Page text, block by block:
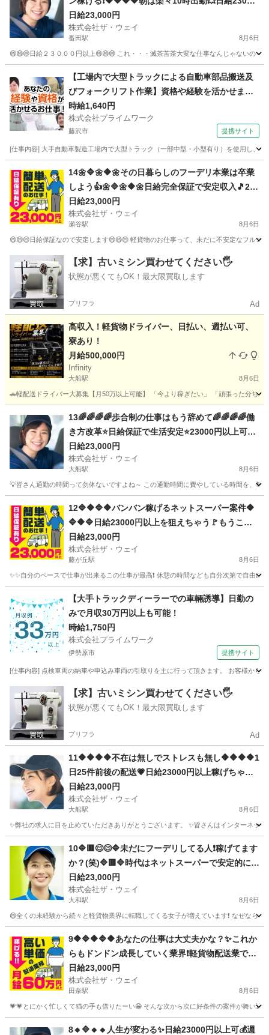
円以上❗️事業拡大につき大量募集❗️❗️❗️
日給23,000円
株式会社ザ・ウェイ
番田駅 8月6日
😄😄😄日給２３０００円以上😄😄😄 これ・・・滅茶苦茶大変な仕事なんじゃないの
相模原市 番田駅 配送 ネットスーパー
【工場内で大型トラックによる自動車部品搬送及
びフォークリフト作業】資格や経験を活かせま
す！
時給1,640円
株式会社プライムワーク
藤沢市 提携サイト
[仕事内容] 大手自動車製造工場内で大型トラック（一部中型・小型有り）を使用
ドライバー
14🌼🔷🌼🔶🌼その日暮らしのフーデリ本業は卒業
しよう👍🌼🔷🌼🔶🌼日給完全保証で安定収入🎵230
00円以上も可🔥配送未経験者大歓迎🌟🌟🌟
日給23,000円
株式会社ザ・ウェイ
瀬谷駅 8月6日
😄😄😄日給保証なので安定します😄😄😄 軽貨物のお仕事って、未だに不安定なフル
神奈川 横浜市 瀬谷駅 配送 ギグワーク
【求】古いミシン買わせてください🖐️
状態が悪くてもOK！最大限買取します
プリフラ Ad
高収入！軽貨物ドライバー、日払い、週払い可、
寮あり！
月給500,000円
Infinity
大船駅 8月6日
🚗軽配送ドライバー大募集【月50万以上可能】 「今より稼ぎたい」 「頑張った分
大船駅 ドライバー 貨物
13🌈🌈🌈🌈歩合制の仕事はもう辞めて🌈🌈🌈🌈働
き方改革⭐日給保証で生活安定⭐23000円以上可能
なネットスーパー🔥
日給23,000円
株式会社ザ・ウェイ
大船駅 8月6日
💡皆さん通勤の時間って勿体ないですよね～ この通勤時間に費やしている時間を、
大船駅 ドライバー ネットスーパー
12🔷🔶🔷🔶バンバン稼げるネットスーパー案件🔶
🔷🔶🔷日給23000円以上を狙えちゃう🚩もうここ
で決まりだね❗️❗️❗️
日給23,000円
株式会社ザ・ウェイ
藤が丘駅 8月6日
✨✨自分のペースで仕事が出来るこの仕事が最高❗️ 休憩の時間なども自分次第で自由
藤が丘駅 ドライバー ネットスーパー
【大手トラックディーラーでの車輛誘導】日勤の
みで月収30万円以上も可能！
時給1,750円
株式会社プライムワーク
伊勢原市 提携サイト
[仕事内容] 点検車両の納車や申込み車両の引取りを主に行って頂きます。 お客様から
神奈川 伊勢原市 ドライバー
【求】古いミシン買わせてください🖐️
状態が悪くてもOK！最大限買取します
プリフラ Ad
11🔶🔶🔶🔶不在は無しでストレスも無し🔶🔶🔶🔶1
日25件前後の配送💗日給23000円以上稼げちゃう
💡こんな仕事❗️他にはありません❗️
日給23,000円
株式会社ザ・ウェイ
大船駅 8月6日
✨弊社の求人に目を止めていただきありがとうございます。 ✨皆さんはインターネッ
大船駅 配送 ネットスーパー
10🔷🟥😊😊🔷未だにフーデリしてる人❗️稼げてます
か？(笑)🔷🟥🔷時代はネットスーパーで安定的に稼
ぐ時代です📢日給23000円以上可👍
日給23,000円
株式会社ザ・ウェイ
大和駅 8月6日
😄全くの未経験から続々と軽貨物業界に転職してくる女子が増えています❗️ なぜなら
大和駅 ドライバー ネットスーパー
9🔶🔷🔶🔷🔶あなたの仕事は大丈夫かな？✨これか
らもドンドン成長していく業界❗️軽貨物配送業で独
立しちゃおう😄
日給23,000円
株式会社ザ・ウェイ
田奈駅 8月6日
💗💗とにかく忙しくて猫の手も借りたーい😁 そんな次から次に好条件の案件が舞い
田奈駅 ドライバー ネットスーパー
8🔸🔷🔸🔸人生が変わる✨日給23000円以上可💰週